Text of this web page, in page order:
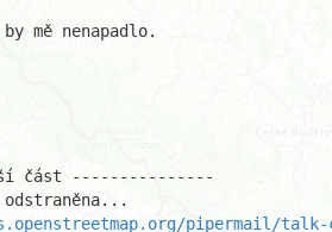
mě nenapadlo.
část ---------------
odstraněna...
pipermail/talk-